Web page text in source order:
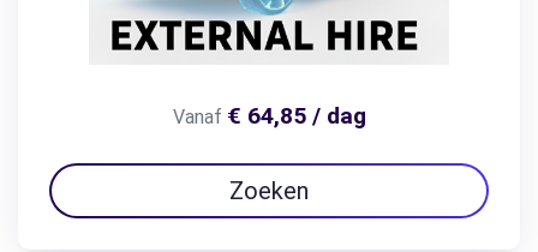
Vanaf € 64,85 / dag
Zoeken